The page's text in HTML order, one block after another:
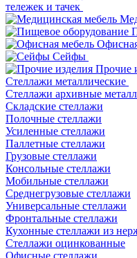
тележек и тачек
Сейфы
Прочие
Стеллажи металлические
Cтеллажи архивные
Складские стеллажи
Полочные стеллажи
Усиленные стеллажи
Паллетные стеллажи
Грузовые стеллажи
Консольные стеллажи
Мобильные стеллажи
Среднегрузовые стеллажи
Универсальные стеллажи
Фронтальные стеллажи
Кухонные стеллажи из
Стеллажи оцинкованные
Офисные стеллажи